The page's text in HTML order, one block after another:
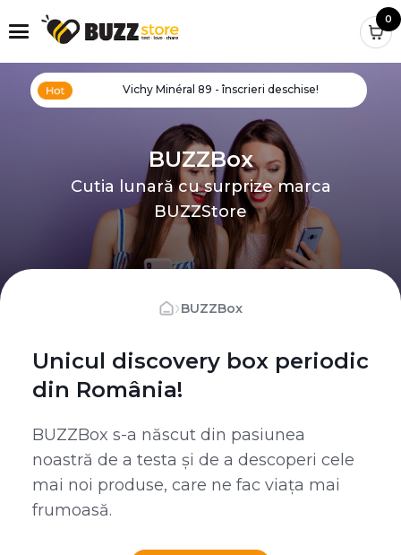
0
Vichy Minéral 89 - înscrieri deschise!
BUZZBox
Cutia lunară cu surprize marca
BUZZStore
›BUZZBox
Unicul discovery box periodic
din România!
BUZZBox s-a născut din pasiunea
noastră de a testa și de a descoperi cele
mai noi produse, care ne fac viața mai
frumoasă.